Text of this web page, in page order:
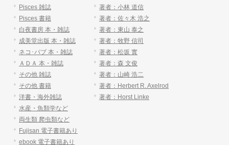
Pisces 雑誌
Pisces 書籍
白夜書房 本・雑誌
成美堂出版 本・雑誌
ネコ･パブ 本・雑誌
ＡＤＡ 本・雑誌
その他 雑誌
その他 書籍
洋書・海外雑誌
水産・魚類学など
両生類 爬虫類など
Fujisan 電子書籍あり
ebook 電子書籍あり
著者：小林 道信
著者：佐々木 浩之
著者：東山 泰之
著者：牧野 信司
著者：松坂 實
著者：森 文俊
著者：山崎 浩二
著者：Herbert R. Axelrod
著者：Horst Linke